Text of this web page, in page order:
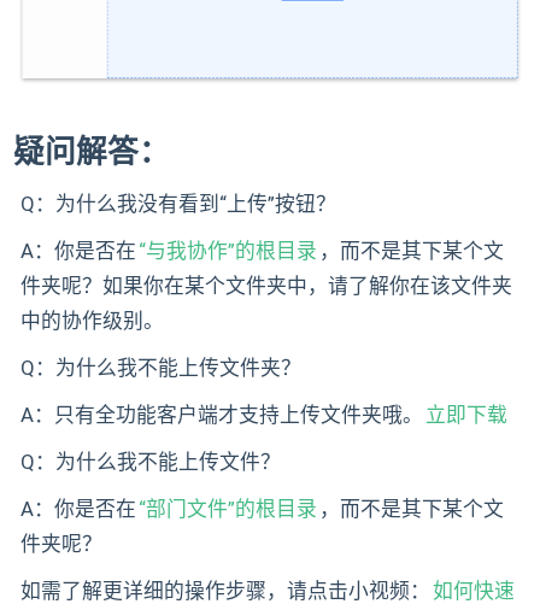
疑问解答：
Q：为什么我没有看到“上传”按钮？
A：你是否在 “与我协作”的根目录 ，而不是其下某个文
件夹呢？如果你在某个文件夹中，请了解你在该文件夹
中的协作级别。
Q：为什么我不能上传文件夹？
A：只有全功能客户端才支持上传文件夹哦。
立即下载
Q：为什么我不能上传文件？
A：你是否在 “部门文件”的根目录 ，而不是其下某个文
件夹呢？
如需了解更详细的操作步骤，请点击小视频： 如何快速